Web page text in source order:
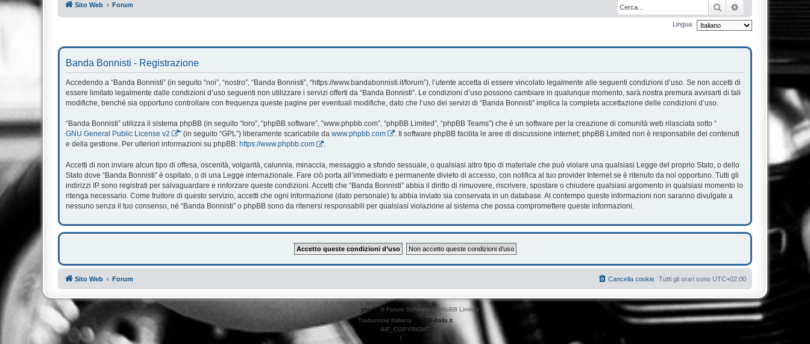
Sito Web Forum Cerca
Lingua:
Banda Bonnisti - Registrazione
Accedendo a “Banda Bonnisti” (in seguito “noi”, “nostro”, “Banda Bonnisti”, “https://www.bandabonnisti.it/forum”), l’utente accetta di essere vincolato legalmente alle seguenti condizioni d’uso. Se non accetti di
essere limitato legalmente dalle condizioni d’uso seguenti non utilizzare i servizi offerti da “Banda Bonnisti”. Le condizioni d’uso possono cambiare in qualunque momento, sarà nostra premura avvisarti di tali
modifiche, benché sia opportuno controllare con frequenza queste pagine per eventuali modifiche, dato che l’uso dei servizi di “Banda Bonnisti” implica la completa accettazione delle condizioni d’uso.
“Banda Bonnisti” utilizza il sistema phpBB (in seguito “loro”, “phpBB software”, “www.phpbb.com”, “phpBB Limited”, “phpBB Teams”) che è un software per la creazione di comunità web rilasciata sotto “
GNU General Public License v2
” (in seguito “GPL”) liberamente scaricabile da www.phpbb.com
. Il software phpBB facilita le aree di discussione internet; phpBB Limited non è responsabile dei contenuti
e della gestione. Per ulteriori informazioni su phpBB: https://www.phpbb.com .
Accetti di non inviare alcun tipo di offesa, oscenità, volgarità, calunnia, minaccia, messaggio a sfondo sessuale, o qualsiasi altro tipo di materiale che può violare una qualsiasi Legge del proprio Stato, o dello
Stato dove “Banda Bonnisti” è ospitato, o di una Legge internazionale. Fare ciò porta all’immediato e permanente divieto di accesso, con notifica al tuo provider Internet se è ritenuto da noi opportuno. Tutti gli
indirizzi IP sono registrati per salvaguardare e rinforzare queste condizioni. Accetti che “Banda Bonnisti” abbia il diritto di rimuovere, riscrivere, spostare o chiudere qualsiasi argomento in qualsiasi momento lo
ritenga necessario. Come fruitore di questo servizio, accetti che ogni informazione (dato personale) tu abbia inviato sia conservata in un database. Al contempo queste informazioni non saranno divulgate a
nessuno senza il tuo consenso, né “Banda Bonnisti” o phpBB sono da ritenersi responsabili per qualsiasi violazione al sistema che possa compromettere queste informazioni.
Sito Web Forum Tutti gli orari sono UTC+02:00
Cancella cookie
phpBB® Forum Software © phpBB Limited
Traduzione Italiana
phpBB-Italia.it
AIF_COPYRIGHT
| Condizioni